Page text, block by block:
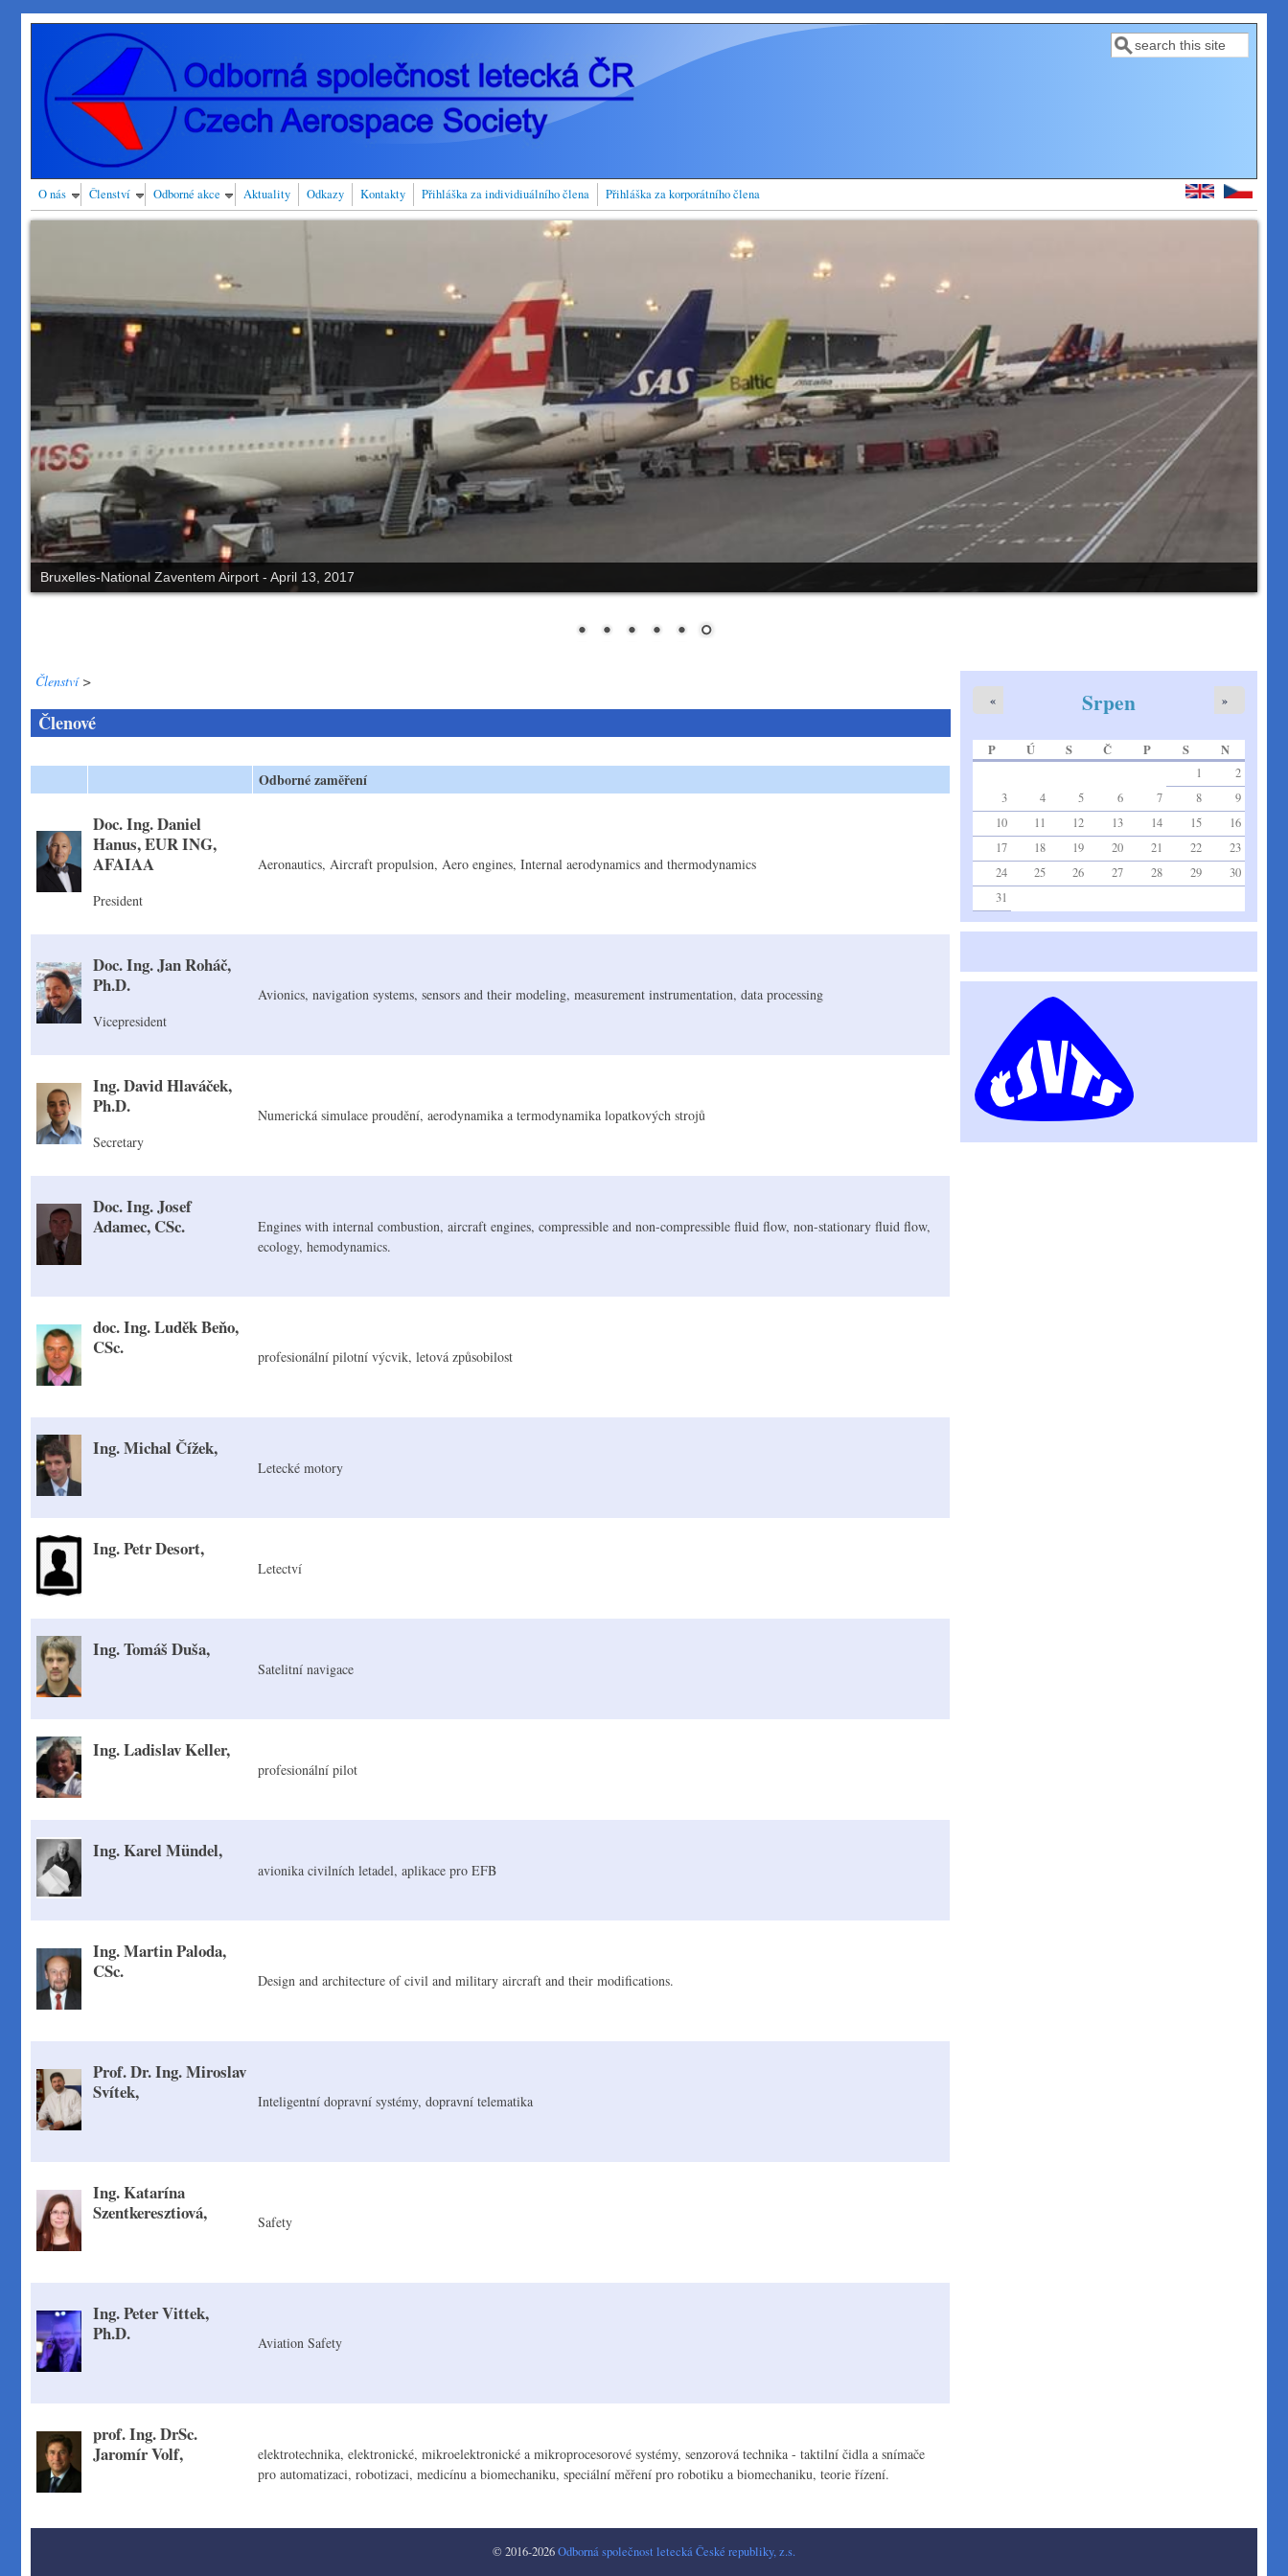
Přejít k hlavnímu obsahu
Vyhledávání
Hledat
O nás Členství Odborné akce Aktuality Odkazy Kontakty Přihláška za individiuálního člena Přihláška za korporátního člena
Bruxelles-National Zaventem Airport - April 13, 2017
Členství>
Členové
Odborné zaměření
Doc. Ing. Daniel
Hanus, EUR ING,
AFAIAA
President
Aeronautics, Aircraft propulsion, Aero engines, Internal aerodynamics and thermodynamics
Doc. Ing. Jan Roháč,
Ph.D.
Vicepresident
Avionics, navigation systems, sensors and their modeling, measurement instrumentation, data processing
Ing. David Hlaváček,
Ph.D.
Secretary
Numerická simulace proudění, aerodynamika a termodynamika lopatkových strojů
Doc. Ing. Josef
Adamec, CSc.
Engines with internal combustion, aircraft engines, compressible and non-compressible fluid flow, non-stationary fluid flow,
ecology, hemodynamics.
doc. Ing. Luděk Beňo,
CSc.
profesionální pilotní výcvik, letová způsobilost
Ing. Michal Čížek,
Letecké motory
Ing. Petr Desort,
Letectví
Ing. Tomáš Duša,
Satelitní navigace
Ing. Ladislav Keller,
profesionální pilot
Ing. Karel Mündel,
avionika civilních letadel, aplikace pro EFB
Ing. Martin Paloda,
CSc.
Design and architecture of civil and military aircraft and their modifications.
Prof. Dr. Ing. Miroslav
Svítek,
Inteligentní dopravní systémy, dopravní telematika
Ing. Katarína
Szentkeresztiová,
Safety
Ing. Peter Vittek,
Ph.D.
Aviation Safety
prof. Ing. DrSc.
Jaromír Volf,
elektrotechnika, elektronické, mikroelektronické a mikroprocesorové systémy, senzorová technika - taktilní čidla a snímače
pro automatizaci, robotizaci, medicínu a biomechaniku, speciální měření pro robotiku a biomechaniku, teorie řízení.
Srpen
« »
P Ú S Č P S N
1
2
3
4 5 6 7 8
9
10
11 12 13 14 15
16
17
18 19 20 21 22
23
24
25 26 27 28 29
30
31
© 2016-2026Odborná společnost letecká České republiky, z.s.